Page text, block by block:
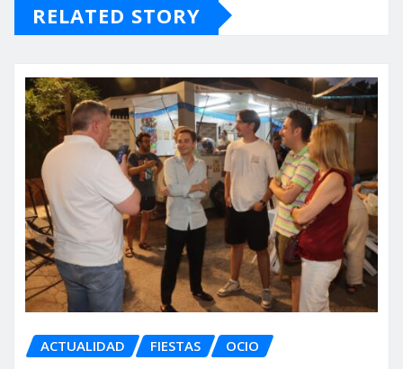
RELATED STORY
ACTUALIDAD FIESTAS OCIO